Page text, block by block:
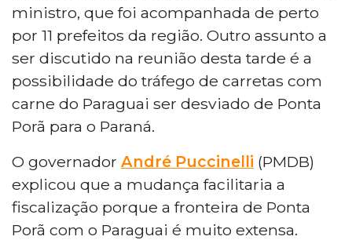
ministro, que foi acompanhada de perto
por 11 prefeitos da região. Outro assunto a
ser discutido na reunião desta tarde é a
possibilidade do tráfego de carretas com
carne do Paraguai ser desviado de Ponta
Porã para o Paraná.
O governador André Puccinelli (PMDB)
explicou que a mudança facilitaria a
fiscalização porque a fronteira de Ponta
Porã com o Paraguai é muito extensa.